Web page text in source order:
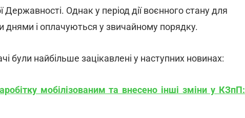
Державності. Однак у період дії воєнного стану для
днями і оплачуються у звичайному порядку.
були найбільше зацікавлені у наступних новинах:
мобілізованим та внесено інші зміни у КЗпП: